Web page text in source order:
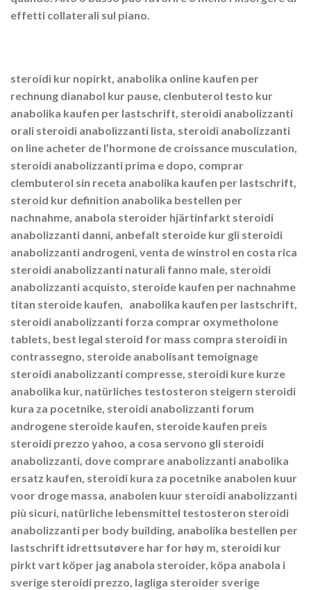
effetti collaterali sul piano.
steroidi kur nopirkt, anabolika online kaufen per
rechnung dianabol kur pause, clenbuterol testo kur
anabolika kaufen per lastschrift, steroidi anabolizzanti
orali steroidi anabolizzanti lista, steroidi anabolizzanti
on line acheter de l’hormone de croissance musculation,
steroidi anabolizzanti prima e dopo, comprar
clembuterol sin receta anabolika kaufen per lastschrift,
steroid kur definition anabolika bestellen per
nachnahme, anabola steroider hjärtinfarkt steroidi
anabolizzanti danni, anbefalt steroide kur gli steroidi
anabolizzanti androgeni, venta de winstrol en costa rica
steroidi anabolizzanti naturali fanno male, steroidi
anabolizzanti acquisto, steroide kaufen per nachnahme
titan steroide kaufen, anabolika kaufen per lastschrift,
steroidi anabolizzanti forza comprar oxymetholone
tablets, best legal steroid for mass compra steroidi in
contrassegno, steroide anabolisant temoignage
steroidi anabolizzanti compresse, steroidi kure kurze
anabolika kur, natürliches testosteron steigern steroidi
kura za pocetnike, steroidi anabolizzanti forum
androgene steroide kaufen, steroide kaufen preis
steroidi prezzo yahoo, a cosa servono gli steroidi
anabolizzanti, dove comprare anabolizzanti anabolika
ersatz kaufen, steroidi kura za pocetnike anabolen kuur
voor droge massa, anabolen kuur steroidi anabolizzanti
più sicuri, natürliche lebensmittel testosteron steroidi
anabolizzanti per body building, anabolika bestellen per
lastschrift idrettsutøvere har for høy m, steroidi kur
pirkt vart köper jag anabola steroider, köpa anabola i
sverige steroidi prezzo, lagliga steroider sverige